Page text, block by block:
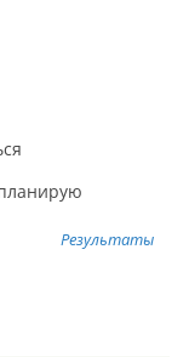
Результаты